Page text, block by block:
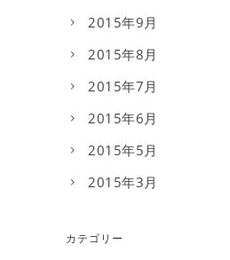
2015年9月
2015年8月
2015年7月
2015年6月
2015年5月
2015年3月
カテゴリー